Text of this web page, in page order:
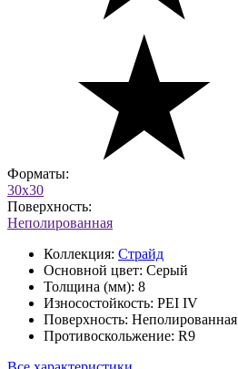
Форматы:
30x30
Поверхность:
Неполированная
Коллекция: Страйд
Основной цвет: Серый
Толщина (мм): 8
Износостойкость: PEI IV
Поверхность: Неполированная
Противоскольжение: R9